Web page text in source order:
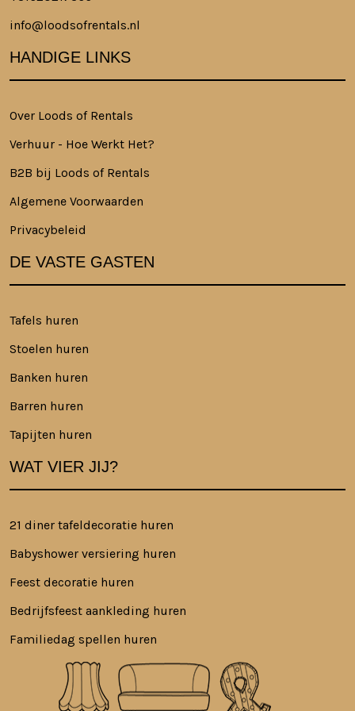
info@loodsofrentals.nl
HANDIGE LINKS
Over Loods of Rentals
Verhuur - Hoe Werkt Het?
B2B bij Loods of Rentals
Algemene Voorwaarden
Privacybeleid
DE VASTE GASTEN
Tafels huren
Stoelen huren
Banken huren
Barren huren
Tapijten huren
WAT VIER JIJ?
21 diner tafeldecoratie huren
Babyshower versiering huren
Feest decoratie huren
Bedrijfsfeest aankleding huren
Familiedag spellen huren